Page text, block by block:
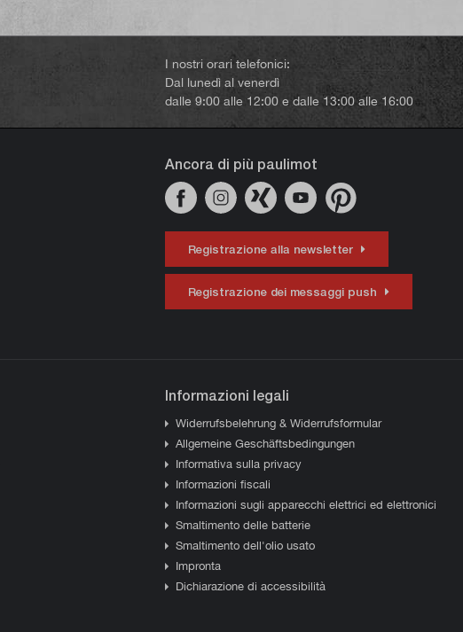
I nostri orari telefonici:
Dal lunedì al venerdì
dalle 9:00 alle 12:00 e dalle 13:00 alle 16:00
Ancora di più paulimot
Registrazione alla newsletter
Registrazione dei messaggi push
Informazioni legali
Widerrufsbelehrung & Widerrufsformular
Allgemeine Geschäftsbedingungen
Informativa sulla privacy
Informazioni fiscali
Informazioni sugli apparecchi elettrici ed elettronici
Smaltimento delle batterie
Smaltimento dell'olio usato
Impronta
Dichiarazione di accessibilità